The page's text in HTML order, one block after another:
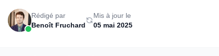
Rédigé par
Benoît Fruchard
Mis à jour le
05 mai 2025